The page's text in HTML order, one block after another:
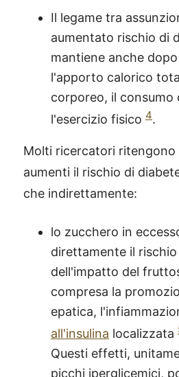
Il legame tra
aumentato rischio di
mantiene anche
l'apporto calorico
corporeo, il consumo
l'esercizio fisico 4.
Molti ricercatori ritengono
aumenti il rischio di
che indirettamente:
lo zucchero in
direttamente il rischio
dell'impatto del
compresa la
epatica,
all'insulina localizzata
Questi effetti,
picchi iperglicemici,